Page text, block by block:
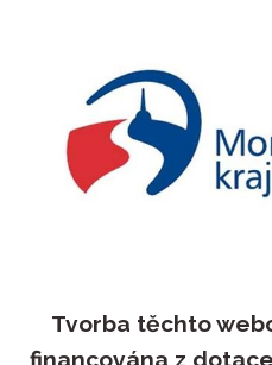
Tvorba těchto
financována z